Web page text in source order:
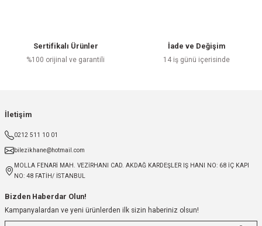
Sertifikalı Ürünler
%100 orijinal ve garantili
İade ve Değişim
14 iş günü içerisinde
İletişim
0212 511 10 01
bilezikhane@hotmail.com
MOLLA FENARİ MAH. VEZİRHANI CAD. AKDAĞ KARDEŞLER IŞ HANI NO: 68 İÇ KAPI
NO: 48 FATİH/ İSTANBUL
Bizden Haberdar Olun!
Kampanyalardan ve yeni ürünlerden ilk sizin haberiniz olsun!